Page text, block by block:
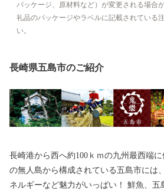
パッケージ、原材料など）が変更される場合
礼品のパッケージやラベルに記載されている
い。
長崎県五島市のご紹介
長崎港から西へ約100ｋｍの九州最西端
の無人島から構成されている五島市には
ネルギーなど魅力がいっぱい！ 鮮魚、五